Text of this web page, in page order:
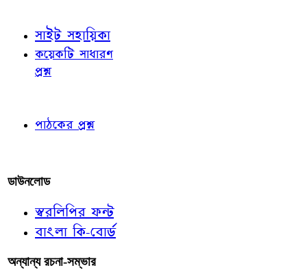
সাইট সহায়িকা
কয়েকটি সাধারণ
প্রশ্ন
পাঠকের প্রশ্ন
ডাউনলোড
স্বরলিপির ফন্ট
বাংলা কি-বোর্ড
অন্যান্য রচনা-সম্ভার